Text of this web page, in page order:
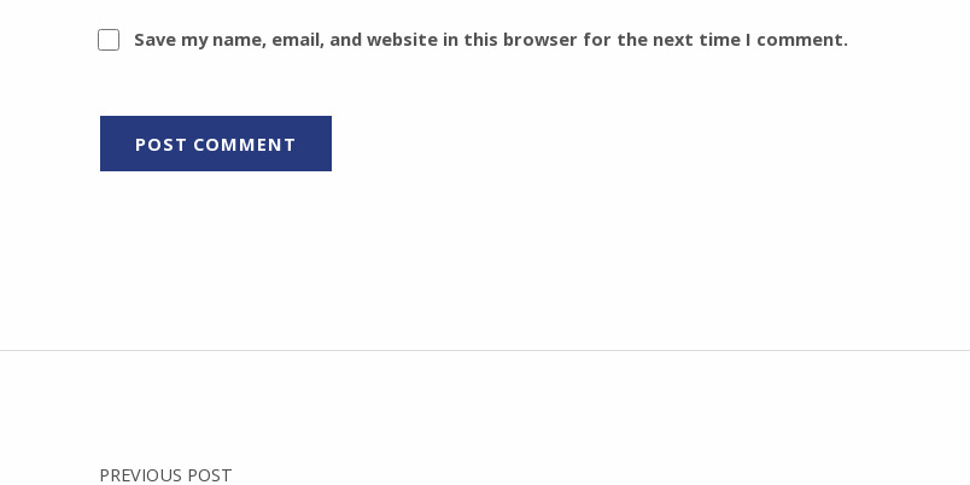
Save my name, email, and website in this browser for the next time I comment.
Post navigation
PREVIOUS POST